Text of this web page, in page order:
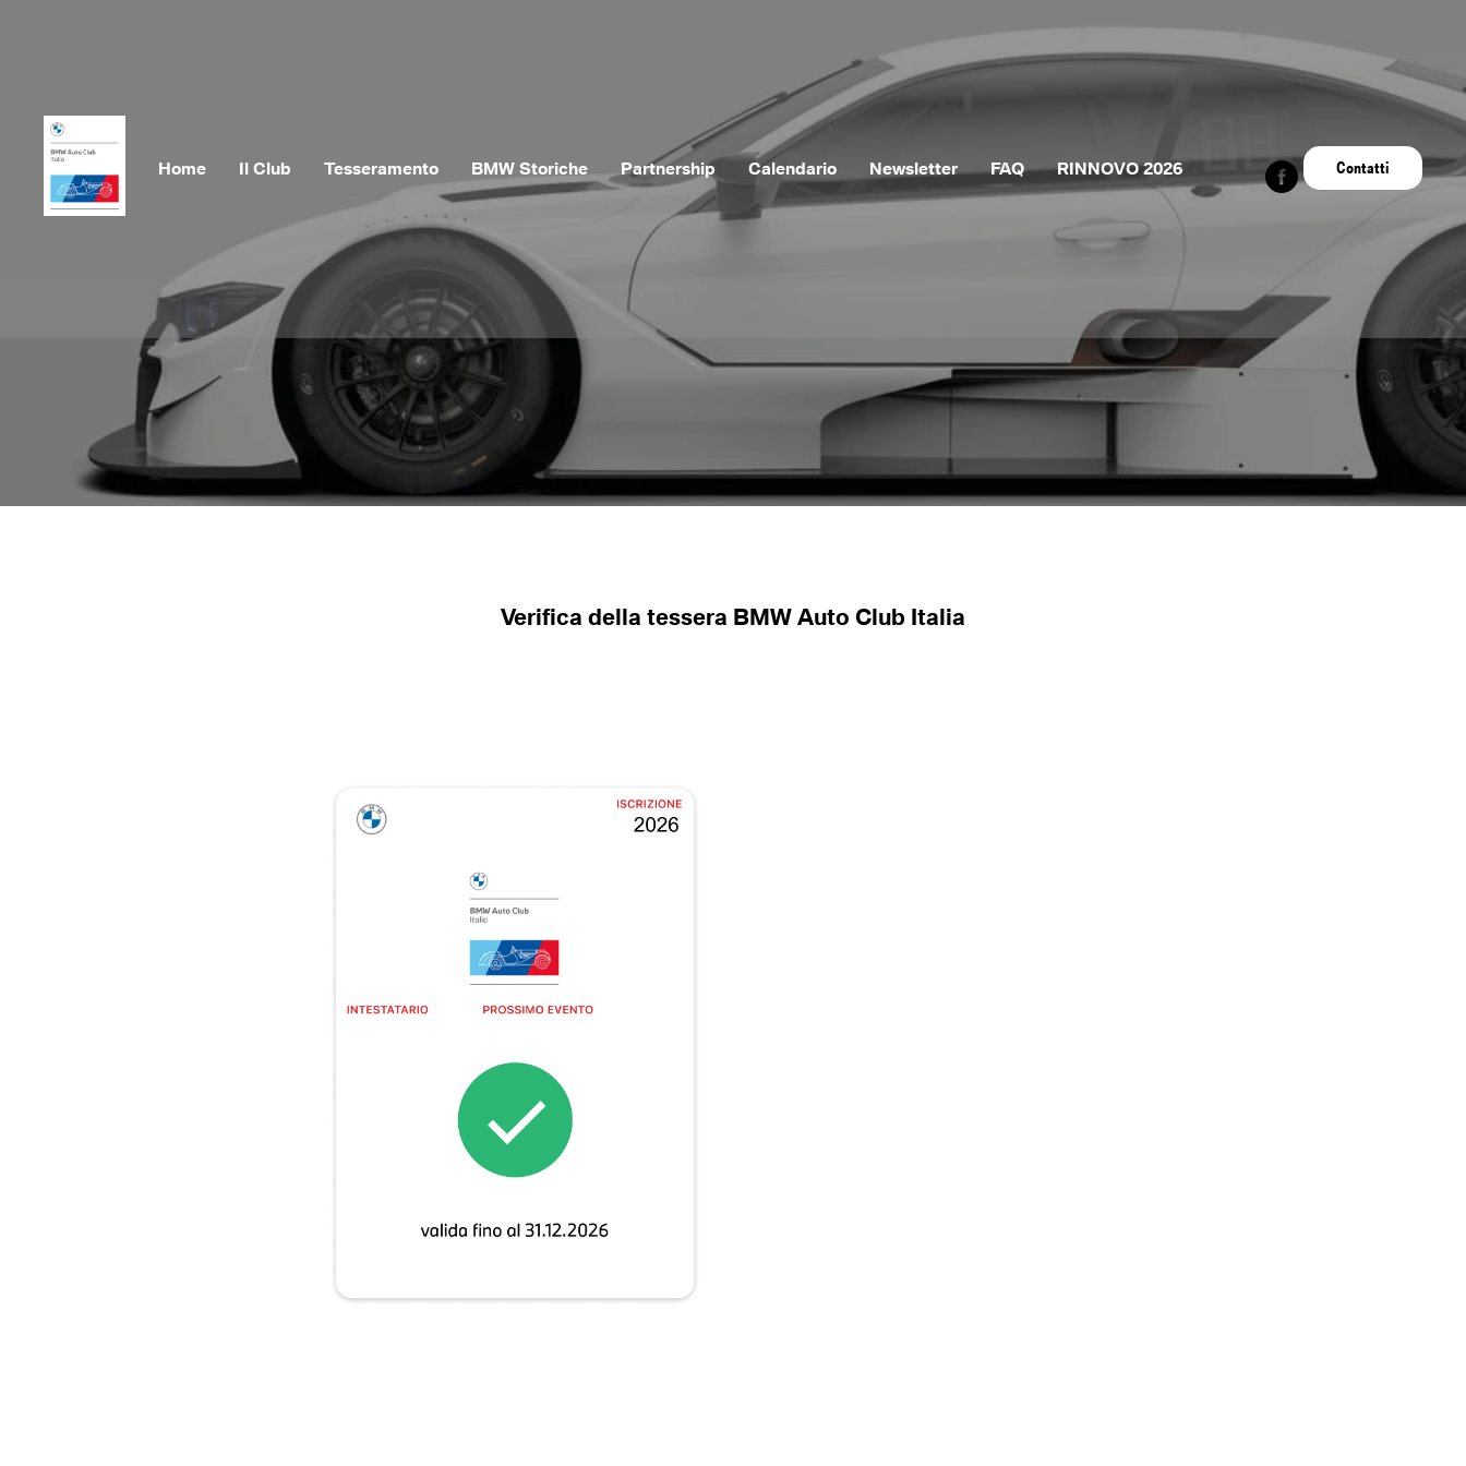
Home Il Club Tesseramento BMW Storiche Partnership Calendario Newsletter FAQ RINNOVO 2026 Contatti
Verifica della tessera BMW Auto Club Italia